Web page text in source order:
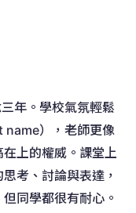
年。學校氣氛輕鬆
name），老師更像
上的權威。課堂上
考、討論與表達，
同學都很有耐心。